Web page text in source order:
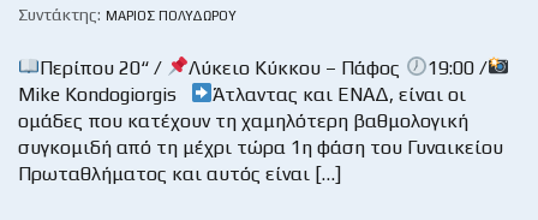
Συντάκτης: ΜΆΡΙΟΣ ΠΟΛΥΔΏΡΟΥ
Περίπου 20“ / Λύκειο Κύκκου – Πάφος
19:00 /
Mike Kondogiorgis
Άτλαντας και ΕΝΑΔ, είναι οι
ομάδες που κατέχουν τη χαμηλότερη βαθμολογική
συγκομιδή από τη μέχρι τώρα 1η φάση του Γυναικείου
Πρωταθλήματος και αυτός είναι […]